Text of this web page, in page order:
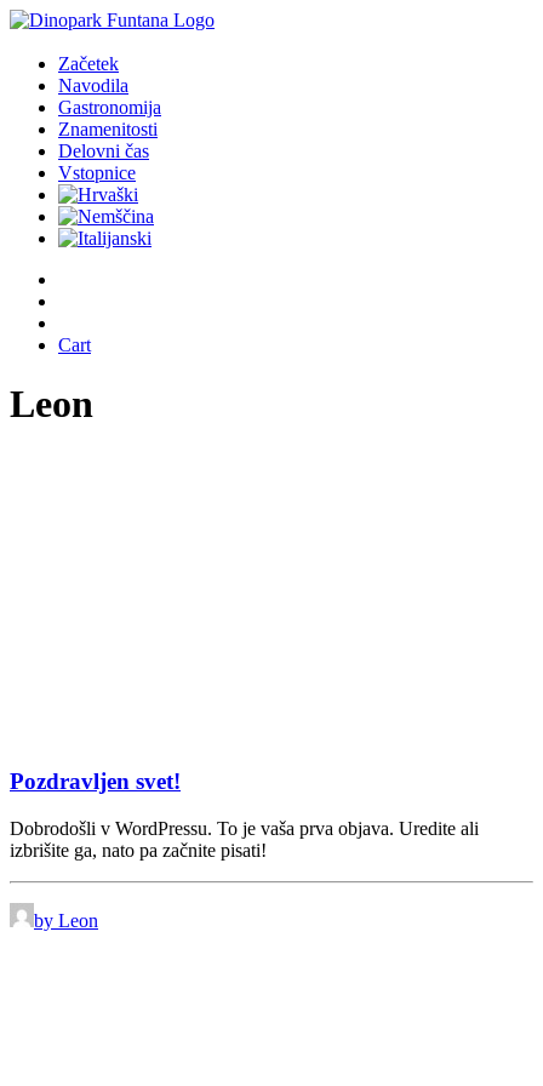
Začetek
Navodila
Gastronomija
Znamenitosti
Delovni čas
Vstopnice
Cart
Leon
Pozdravljen svet!
Dobrodošli v WordPressu. To je vaša prva objava. Uredite ali
izbrišite ga, nato pa začnite pisati!
by Leon